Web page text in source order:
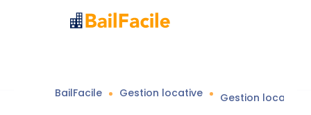
BailFacile Gestion locative Gestion locative